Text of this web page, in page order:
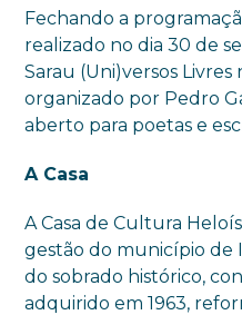
Fechando a
realizado no dia 30 de
Sarau (Uni)versos Livres
organizado por Pedro
aberto para poetas e
A Casa
A Casa de Cultura
gestão do município de
do sobrado histórico,
adquirido em 1963,